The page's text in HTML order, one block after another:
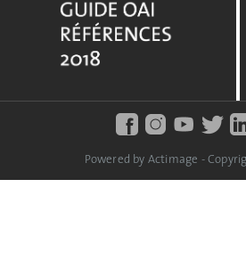
Powered by Actimage -